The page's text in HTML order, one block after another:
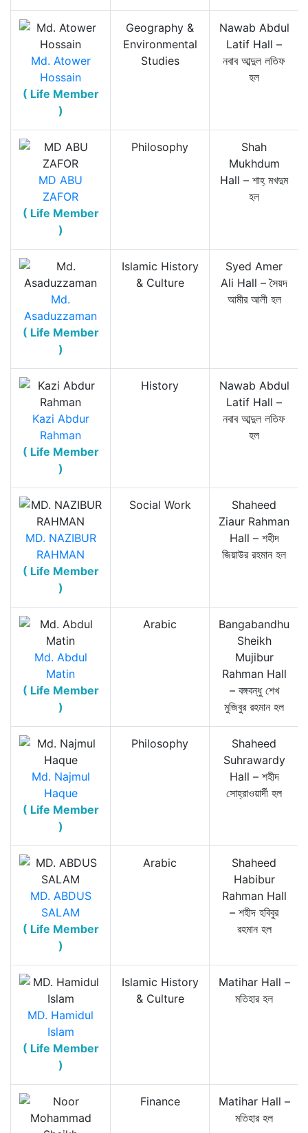
Md. Atower
Hossain
( Life Member
)
Geography &
Environmental
Studies
Nawab Abdul
Latif Hall –
নবাব আব্দুল লতিফ
হল
MD ABU
ZAFOR
( Life Member
)
Philosophy
Shah
Mukhdum
Hall – শাহ্‌ মখদুম
হল
Md.
Asaduzzaman
( Life Member
)
Islamic History
& Culture
Syed Amer
Ali Hall – সৈয়দ
আমীর আলী হল
Kazi Abdur
Rahman
( Life Member
)
History
Nawab Abdul
Latif Hall –
নবাব আব্দুল লতিফ
হল
MD. NAZIBUR
RAHMAN
( Life Member
)
Social Work
Shaheed
Ziaur Rahman
Hall – শহীদ
জিয়াউর রহমান হল
Md. Abdul
Matin
( Life Member
)
Arabic
Bangabandhu
Sheikh
Mujibur
Rahman Hall
– বঙ্গবন্ধু শেখ
মুজিবুর রহমান হল
Md. Najmul
Haque
( Life Member
)
Philosophy
Shaheed
Suhrawardy
Hall – শহীদ
সোহ্‌রাওয়ার্দী হল
MD. ABDUS
SALAM
( Life Member
)
Arabic
Shaheed
Habibur
Rahman Hall
– শহীদ হবিবুর
রহমান হল
MD. Hamidul
Islam
( Life Member
)
Islamic History
& Culture
Matihar Hall –
মতিহার হল
Finance
Matihar Hall –
মতিহার হল